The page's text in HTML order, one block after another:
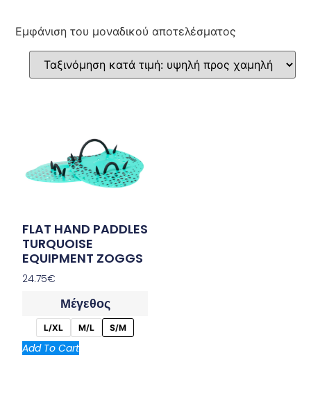
Εμφάνιση του μοναδικού αποτελέσματος
FLAT HAND PADDLES
TURQUOISE
EQUIPMENT ZOGGS
24.75€
Μέγεθος
L/XL M/L S/M
Add To Cart